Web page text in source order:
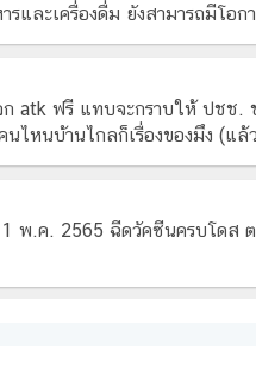
รและเครื่องดื่ม ยังสามารถมีโอ
atk ฟรี แทบจะกราบให้ ปชช.
นไหนบ้านไกลก็เรื่องของมึง (แ
1 พ.ค. 2565 ฉีดวัคซีนครบโดส